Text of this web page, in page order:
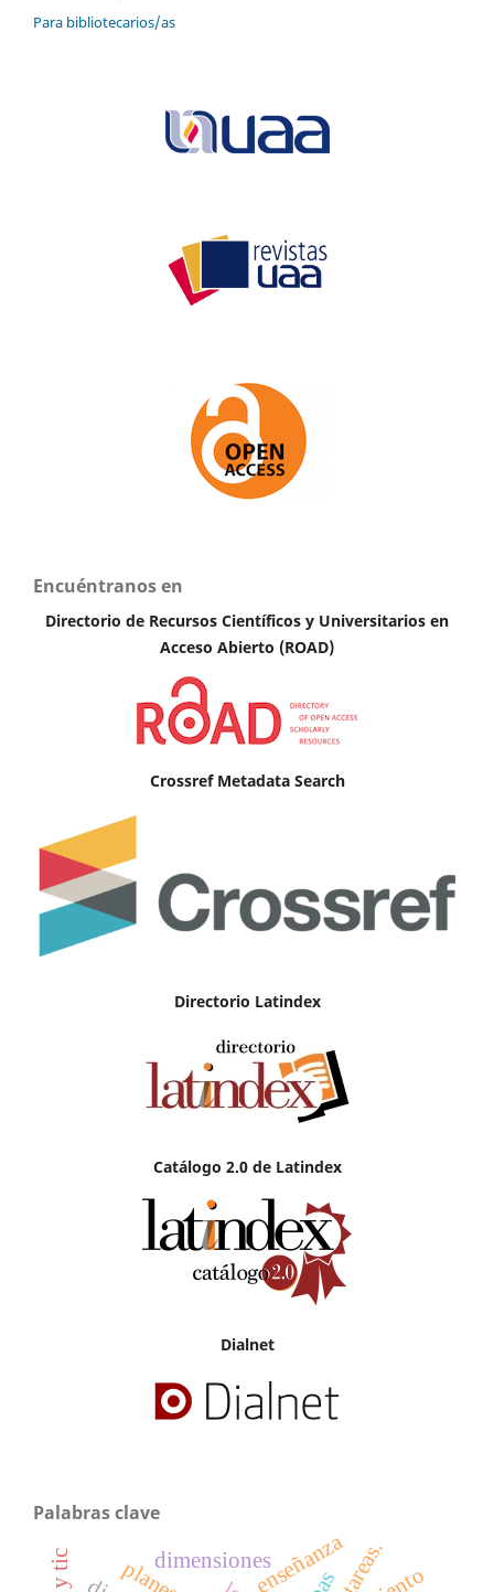
Para bibliotecarios/as
Encuéntranos en
Directorio de Recursos Científicos y Universitarios en
Acceso Abierto (ROAD)
Crossref Metadata Search
Directorio Latindex
Catálogo 2.0 de Latindex
Dialnet
Palabras clave
enseñanza
dimensiones tareas.